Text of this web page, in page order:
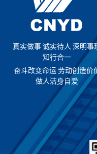
真实做事诚实待人 深明事
知行合一
奋斗改变命运 劳动创 造价
做人洁身自爱